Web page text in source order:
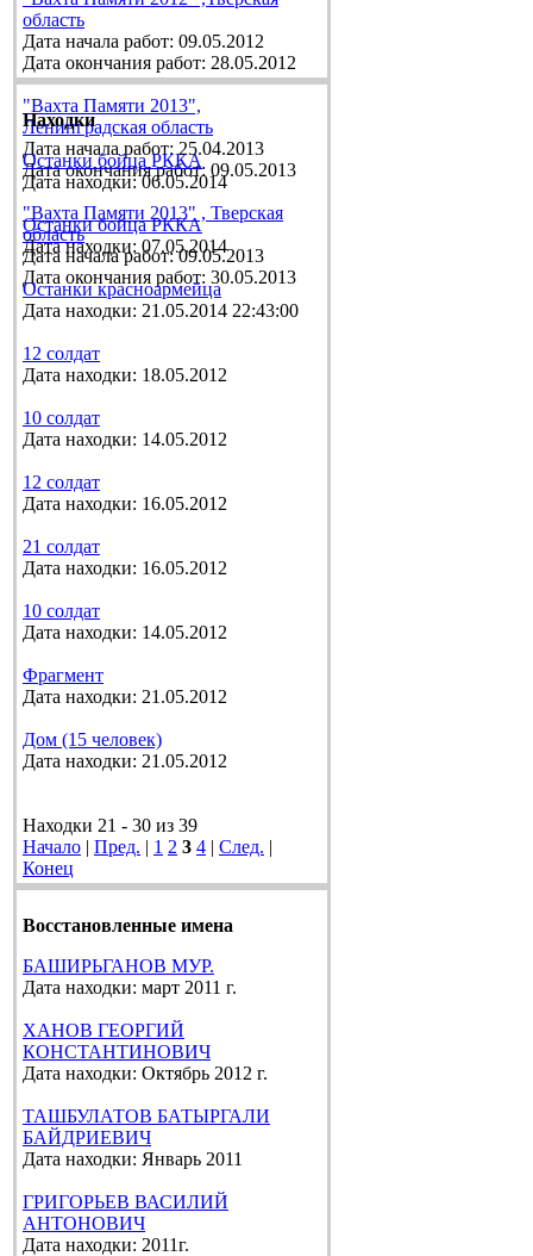
область
Дата начала работ: 09.05.2012
Дата окончания работ: 28.05.2012
"Вахта Памяти 2013",
Ленинградская область
Дата начала работ: 25.04.2013
Дата окончания работ: 09.05.2013
"Вахта Памяти 2013" , Тверская
область
Дата начала работ: 09.05.2013
Дата окончания работ: 30.05.2013
Находки
Останки бойца РККА
Дата находки: 06.05.2014
Останки бойца РККА
Дата находки: 07.05.2014
Останки красноармейца
Дата находки: 21.05.2014 22:43:00
12 солдат
Дата находки: 18.05.2012
10 солдат
Дата находки: 14.05.2012
12 солдат
Дата находки: 16.05.2012
21 солдат
Дата находки: 16.05.2012
10 солдат
Дата находки: 14.05.2012
Фрагмент
Дата находки: 21.05.2012
Дом (15 человек)
Дата находки: 21.05.2012
Находки 21 - 30 из 39
Начало | Пред. | 1 2 3 4 | След. |
Конец
Восстановленные имена
БАШИРЬГАНОВ МУР.
Дата находки: март 2011 г.
ХАНОВ ГЕОРГИЙ
КОНСТАНТИНОВИЧ
Дата находки: Октябрь 2012 г.
ТАШБУЛАТОВ БАТЫРГАЛИ
БАЙДРИЕВИЧ
Дата находки: Январь 2011
ГРИГОРЬЕВ ВАСИЛИЙ
АНТОНОВИЧ
Дата находки: 2011г.